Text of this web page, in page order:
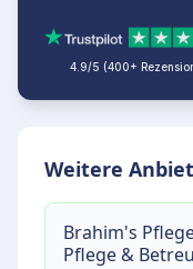
4.9/5 (400+
Weitere
Brahim's
Pflege &